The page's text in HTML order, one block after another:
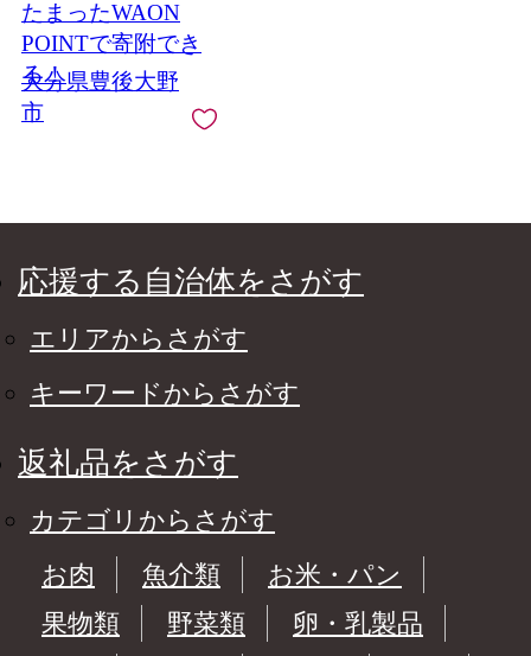
たまったWAON
POINTで寄附でき
る！
大分県豊後大野
市
応援する自治体をさがす
エリアからさがす
キーワードからさがす
返礼品をさがす
カテゴリからさがす
お肉
魚介類
お米・パン
果物類
野菜類
卵・乳製品